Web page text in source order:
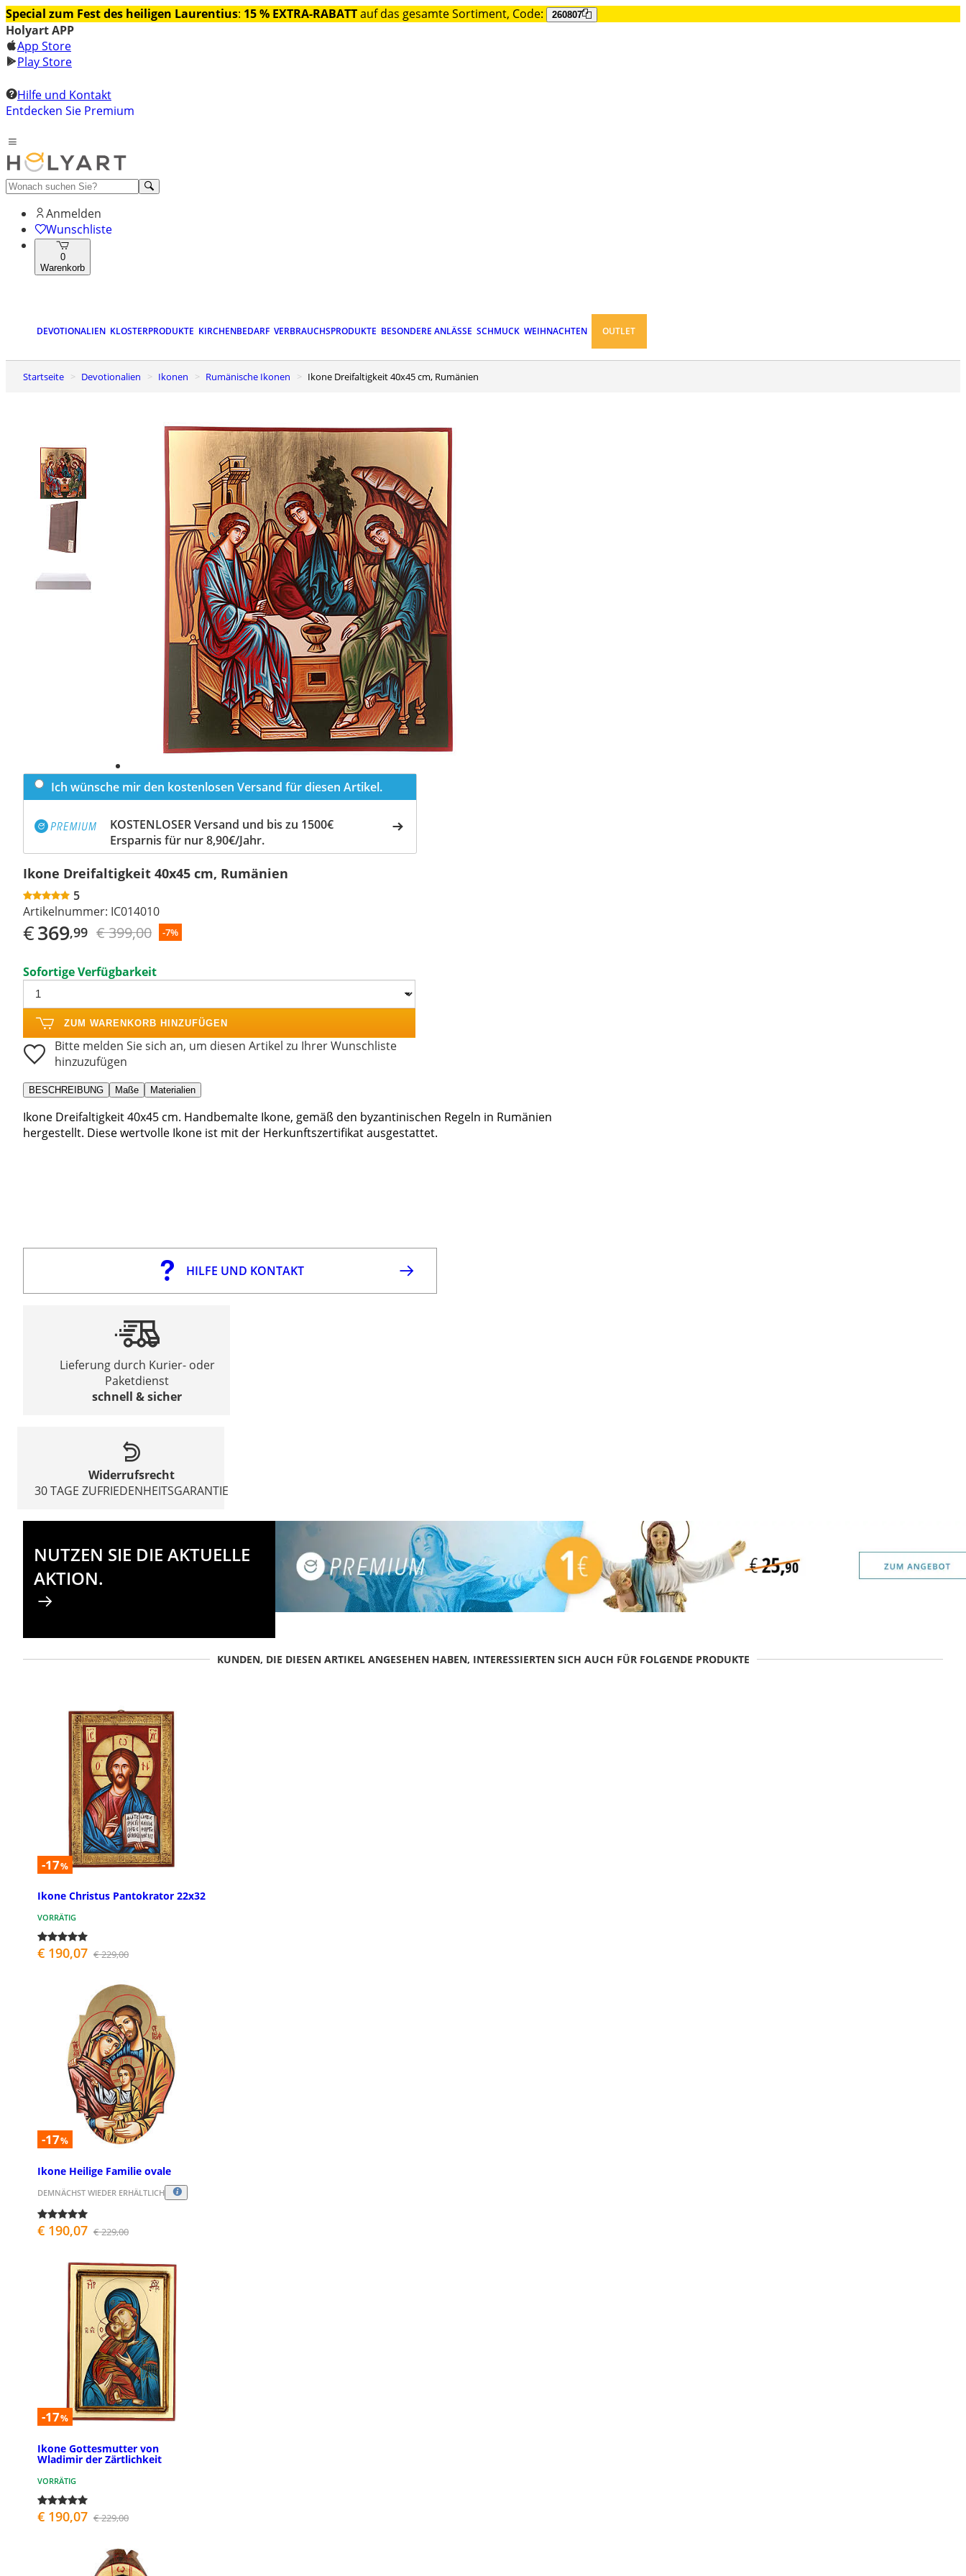
Special zum Fest des heiligen Laurentius: 15 % EXTRA-RABATTauf das gesamte Sortiment, Code: 260807
Holyart APP
App Store
Play Store
Hilfe und Kontakt
Entdecken Sie Premium
Anmelden
Wunschliste
0
Warenkorb
DEVOTIONALIEN KLOSTERPRODUKTE KIRCHENBEDARF VERBRAUCHSPRODUKTE BESONDERE ANLÄSSE SCHMUCK WEIHNACHTEN OUTLET
Startseite Devotionalien Ikonen Rumänische Ikonen Ikone Dreifaltigkeit 40x45 cm, Rumänien
Ich wünsche mir den kostenlosen Versand für diesen Artikel.
KOSTENLOSER Versand und bis zu 1500€
Ersparnis für nur 8,90€/Jahr.
Ikone Dreifaltigkeit 40x45 cm, Rumänien
5
Artikelnummer: IC014010
€369,99 € 399,00 -7%
Sofortige Verfügbarkeit
ZUM WARENKORB HINZUFÜGEN
Bitte melden Sie sich an, um diesen Artikel zu Ihrer Wunschliste
hinzuzufügen
BESCHREIBUNG Maße Materialien
Ikone Dreifaltigkeit 40x45 cm. Handbemalte Ikone, gemäß den byzantinischen Regeln in Rumänien
hergestellt. Diese wertvolle Ikone ist mit der Herkunftszertifikat ausgestattet.
HILFE UND KONTAKT
Lieferung durch Kurier- oder
Paketdienst
schnell & sicher
Widerrufsrecht
30 TAGE ZUFRIEDENHEITSGARANTIE
NUTZEN SIE DIE AKTUELLE
AKTION.
KUNDEN, DIE DIESEN ARTIKEL ANGESEHEN HABEN, INTERESSIERTEN SICH AUCH FÜR FOLGENDE PRODUKTE
-17%
Ikone Christus Pantokrator 22x32
VORRÄTIG
€ 190,07 € 229,00
-17%
Ikone Heilige Familie ovale
DEMNÄCHST WIEDER ERHÄLTLICH
€ 190,07 € 229,00
-17%
Ikone Gottesmutter von
Wladimir der Zärtlichkeit
VORRÄTIG
€ 190,07 € 229,00